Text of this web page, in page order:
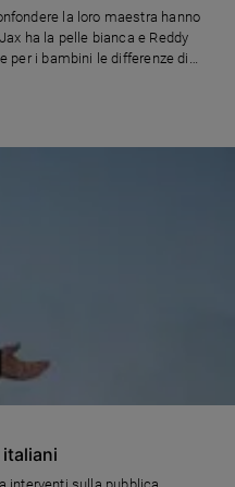
la loro maestra hanno
ha la pelle bianca e Reddy
per i bambini le differenze di